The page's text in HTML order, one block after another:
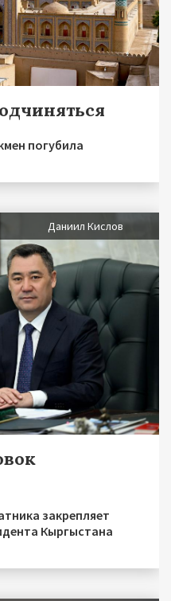
погубила
Даниил Кислов
закрепляет
Кыргыстана